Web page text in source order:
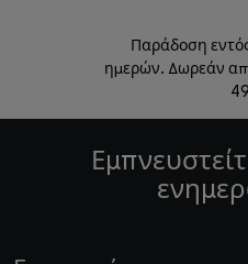
Παράδοση
ημερών. Δωρεάν